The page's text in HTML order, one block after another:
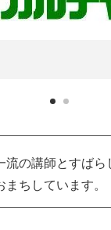
流の講師とすば
ちしています。